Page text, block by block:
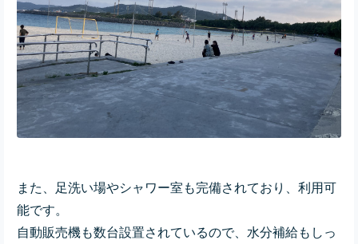
また、足洗い場やシャワー室も完備されており、利用可
能です。
自動販売機も数台設置されているので、水分補給もしっ